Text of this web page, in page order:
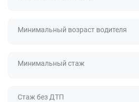
Минимальный возраст водителя
Минимальный стаж
Стаж без ДТП